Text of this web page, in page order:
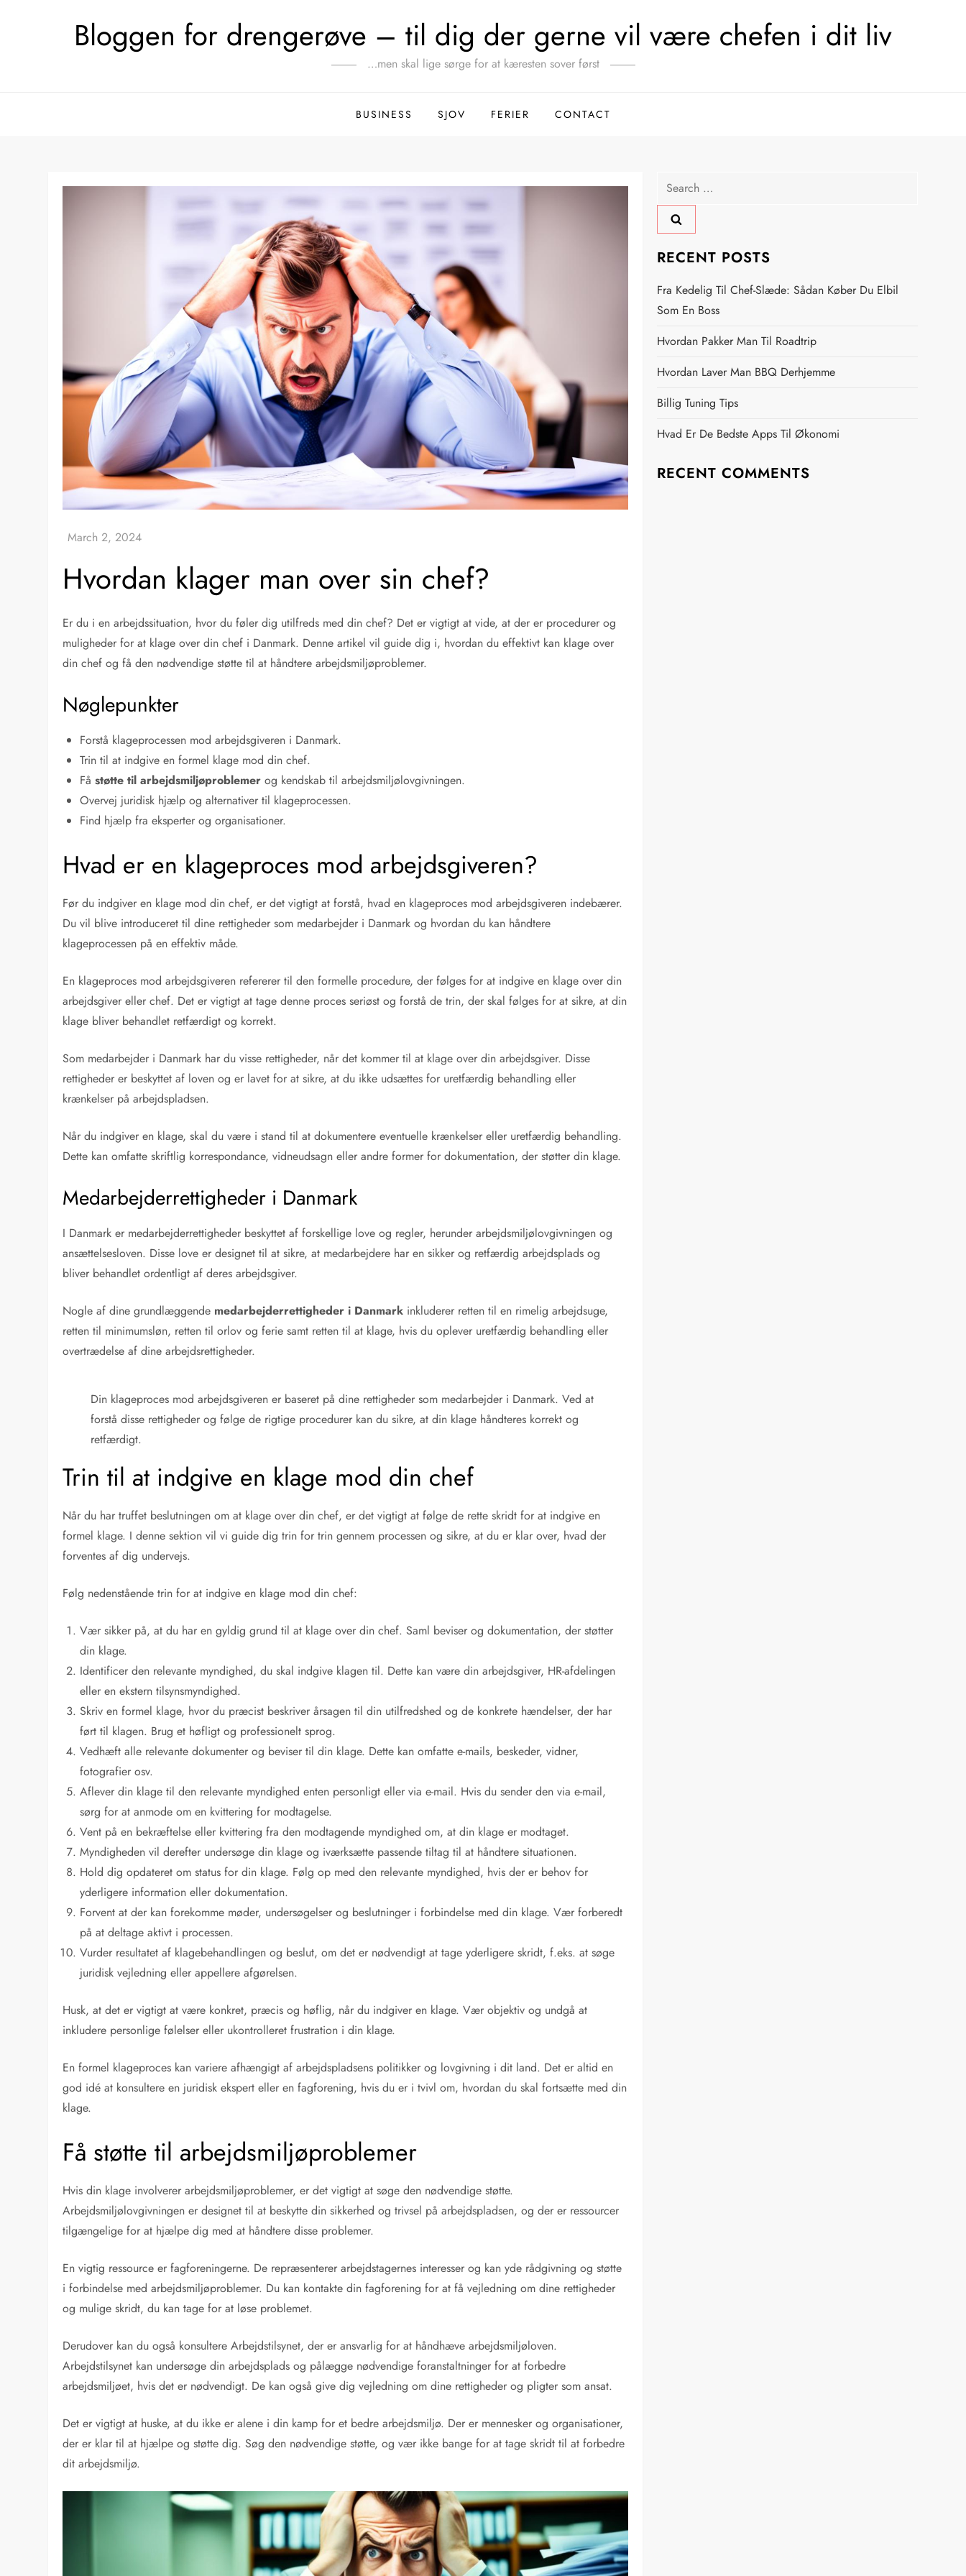
Bloggen for drengerøve – til dig der gerne vil være chefen i dit liv
…men skal lige sørge for at kæresten sover først
BUSINESS SJOV FERIER CONTACT
Hvordan klager man over sin chef?
Er du i en arbejdssituation, hvor du føler dig utilfreds med din chef? Det er vigtigt at vide, at der er procedurer og
muligheder for at klage over din chef i Danmark. Denne artikel vil guide dig i, hvordan du effektivt kan klage over
din chef og få den nødvendige støtte til at håndtere arbejdsmiljøproblemer.
Nøglepunkter
Forstå klageprocessen mod arbejdsgiveren i Danmark.
Trin til at indgive en formel klage mod din chef.
Fåstøtte til arbejdsmiljøproblemer og kendskab til arbejdsmiljølovgivningen.
Overvej juridisk hjælp og alternativer til klageprocessen.
Find hjælp fra eksperter og organisationer.
Hvad er en klageproces mod arbejdsgiveren?
Før du indgiver en klage mod din chef, er det vigtigt at forstå, hvad en klageproces mod arbejdsgiveren indebærer.
Du vil blive introduceret til dine rettigheder som medarbejder i Danmark og hvordan du kan håndtere
klageprocessen på en effektiv måde.
En klageproces mod arbejdsgiveren refererer til den formelle procedure, der følges for at indgive en klage over din
arbejdsgiver eller chef. Det er vigtigt at tage denne proces seriøst og forstå de trin, der skal følges for at sikre, at din
klage bliver behandlet retfærdigt og korrekt.
Som medarbejder i Danmark har du visse rettigheder, når det kommer til at klage over din arbejdsgiver. Disse
rettigheder er beskyttet af loven og er lavet for at sikre, at du ikke udsættes for uretfærdig behandling eller
krænkelser på arbejdspladsen.
Når du indgiver en klage, skal du være i stand til at dokumentere eventuelle krænkelser eller uretfærdig behandling.
Dette kan omfatte skriftlig korrespondance, vidneudsagn eller andre former for dokumentation, der støtter din klage.
Medarbejderrettigheder i Danmark
I Danmark er medarbejderrettigheder beskyttet af forskellige love og regler, herunder arbejdsmiljølovgivningen og
ansættelsesloven. Disse love er designet til at sikre, at medarbejdere har en sikker og retfærdig arbejdsplads og
bliver behandlet ordentligt af deres arbejdsgiver.
Nogle af dine grundlæggende medarbejderrettigheder i Danmark inkluderer retten til en rimelig arbejdsuge,
retten til minimumsløn, retten til orlov og ferie samt retten til at klage, hvis du oplever uretfærdig behandling eller
overtrædelse af dine arbejdsrettigheder.
Din klageproces mod arbejdsgiveren er baseret på dine rettigheder som medarbejder i Danmark. Ved at
forstå disse rettigheder og følge de rigtige procedurer kan du sikre, at din klage håndteres korrekt og
retfærdigt.
Trin til at indgive en klage mod din chef
Når du har truffet beslutningen om at klage over din chef, er det vigtigt at følge de rette skridt for at indgive en
formel klage. I denne sektion vil vi guide dig trin for trin gennem processen og sikre, at du er klar over, hvad der
forventes af dig undervejs.
Følg nedenstående trin for at indgive en klage mod din chef:
Vær sikker på, at du har en gyldig grund til at klage over din chef. Saml beviser og dokumentation, der støtter
din klage.
Identificer den relevante myndighed, du skal indgive klagen til. Dette kan være din arbejdsgiver, HR-afdelingen
eller en ekstern tilsynsmyndighed.
Skriv en formel klage, hvor du præcist beskriver årsagen til din utilfredshed og de konkrete hændelser, der har
ført til klagen. Brug et høfligt og professionelt sprog.
Vedhæft alle relevante dokumenter og beviser til din klage. Dette kan omfatte e-mails, beskeder, vidner,
fotografier osv.
Aflever din klage til den relevante myndighed enten personligt eller via e-mail. Hvis du sender den via e-mail,
sørg for at anmode om en kvittering for modtagelse.
Vent på en bekræftelse eller kvittering fra den modtagende myndighed om, at din klage er modtaget.
Myndigheden vil derefter undersøge din klage og iværksætte passende tiltag til at håndtere situationen.
Hold dig opdateret om status for din klage. Følg op med den relevante myndighed, hvis der er behov for
yderligere information eller dokumentation.
Forvent at der kan forekomme møder, undersøgelser og beslutninger i forbindelse med din klage. Vær forberedt
på at deltage aktivt i processen.
Vurder resultatet af klagebehandlingen og beslut, om det er nødvendigt at tage yderligere skridt, f.eks. at søge
juridisk vejledning eller appellere afgørelsen.
Husk, at det er vigtigt at være konkret, præcis og høflig, når du indgiver en klage. Vær objektiv og undgå at
inkludere personlige følelser eller ukontrolleret frustration i din klage.
En formel klageproces kan variere afhængigt af arbejdspladsens politikker og lovgivning i dit land. Det er altid en
god idé at konsultere en juridisk ekspert eller en fagforening, hvis du er i tvivl om, hvordan du skal fortsætte med din
klage.
Få støtte til arbejdsmiljøproblemer
Hvis din klage involverer arbejdsmiljøproblemer, er det vigtigt at søge den nødvendige støtte.
Arbejdsmiljølovgivningen er designet til at beskytte din sikkerhed og trivsel på arbejdspladsen, og der er ressourcer
tilgængelige for at hjælpe dig med at håndtere disse problemer.
En vigtig ressource er fagforeningerne. De repræsenterer arbejdstagernes interesser og kan yde rådgivning og støtte
i forbindelse med arbejdsmiljøproblemer. Du kan kontakte din fagforening for at få vejledning om dine rettigheder
og mulige skridt, du kan tage for at løse problemet.
Derudover kan du også konsultere Arbejdstilsynet, der er ansvarlig for at håndhæve arbejdsmiljøloven.
Arbejdstilsynet kan undersøge din arbejdsplads og pålægge nødvendige foranstaltninger for at forbedre
arbejdsmiljøet, hvis det er nødvendigt. De kan også give dig vejledning om dine rettigheder og pligter som ansat.
Det er vigtigt at huske, at du ikke er alene i din kamp for et bedre arbejdsmiljø. Der er mennesker og organisationer,
der er klar til at hjælpe og støtte dig. Søg den nødvendige støtte, og vær ikke bange for at tage skridt til at forbedre
dit arbejdsmiljø.
Search
for:
RECENT POSTS
Fra Kedelig Til Chef-Slæde: Sådan Køber Du Elbil
Som En Boss
Hvordan Pakker Man Til Roadtrip
Hvordan Laver Man BBQ Derhjemme
Billig Tuning Tips
Hvad Er De Bedste Apps Til Økonomi
RECENT COMMENTS